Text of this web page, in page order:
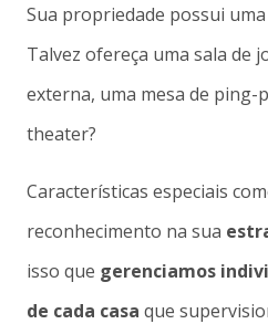
Sua propriedade possui
Talvez ofereça uma sala de
externa, uma mesa de ping-
theater?
Características especiais
reconhecimento na sua
isso que gerenciamos
de cada casa que